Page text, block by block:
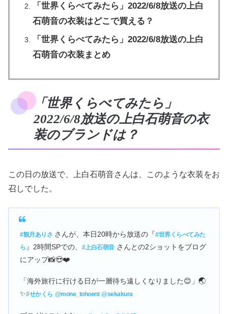
「世界くらべてみたら」2022/6/8放送の上白
石萌音の衣装はどこで買える？
「世界くらべてみたら」2022/6/8放送の上白
石萌音の衣装まとめ
「世界くらべてみたら」
2022/6/8放送の上白石萌音の衣
装のブランドは？
この日の放送で、上白石萌音さんは、このような衣装をお
召しでした。
#観月ありさ さんが、本日20時から放送の『#世界くらべてみた
ら 』2時間SPでの、 #上白石萌音さんとの2ショットをブログ
にアップ📸😍❤️
「海外旅行に行ける日が一層待ち遠しくなりました😊」🌏
✨#せかくら @mone_tohoent @sekakura